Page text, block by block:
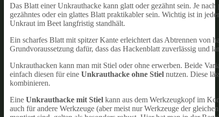
Das Blatt einer Unkrauthacke kann glatt oder gezähnt sein. Je
gezähntes oder ein glattes Blatt praktikabler sein. Wichtig ist in
Unkraut im Beet langfristig standhält.
Ein scharfes Blatt mit spitzer Kante erleichtert das Abtrennen von
Grundvoraussetzung dafür, dass das Hackenblatt zuverlässig und
Unkrauthacken kann man mit Stiel oder ohne erwerben. Beide
einfach diesen für eine Unkrauthacke ohne Stiel nutzen. Diese
kombinieren.
Eine Unkrauthacke mit Stiel kann aus dem Werkzeugkopf im
auch für andere Werkzeuge (aber meist nur Werkzeuge der